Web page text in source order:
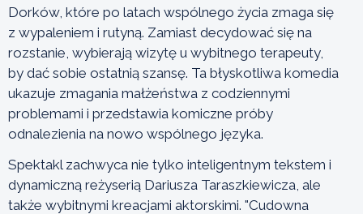
Dorków, które po latach wspólnego życia zmaga się
z wypaleniem i rutyną. Zamiast decydować się na
rozstanie, wybierają wizytę u wybitnego terapeuty,
by dać sobie ostatnią szansę. Ta błyskotliwa komedia
ukazuje zmagania małżeństwa z codziennymi
problemami i przedstawia komiczne próby
odnalezienia na nowo wspólnego języka.
Spektakl zachwyca nie tylko inteligentnym tekstem i
dynamiczną reżyserią Dariusza Taraszkiewicza, ale
także wybitnymi kreacjami aktorskimi. "Cudowna